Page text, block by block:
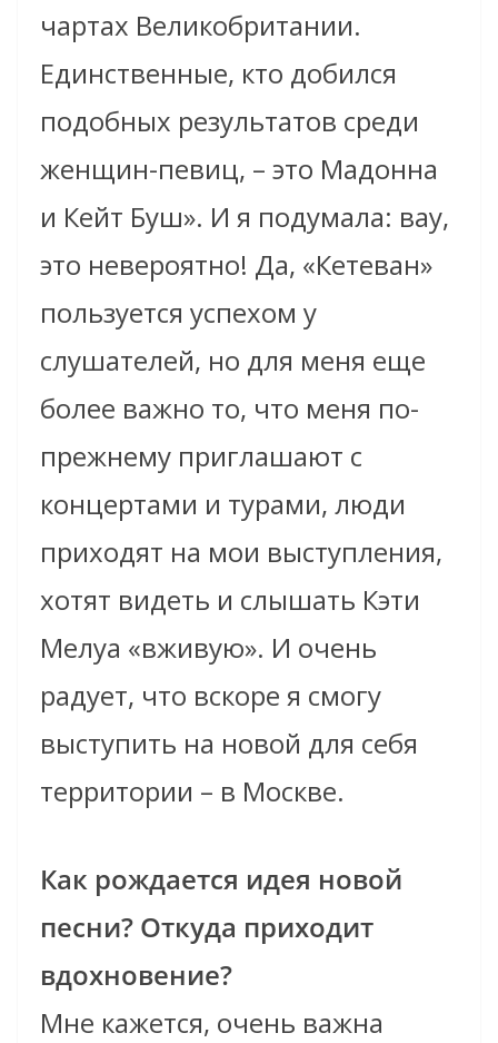
чартах Великобритании.
Единственные, кто добился
подобных результатов среди
женщин-певиц, – это Мадонна
и Кейт Буш». И я подумала: вау,
это невероятно! Да, «Кетеван»
пользуется успехом у
слушателей, но для меня еще
более важно то, что меня по-
прежнему приглашают с
концертами и турами, люди
приходят на мои выступления,
хотят видеть и слышать Кэти
Мелуа «вживую». И очень
радует, что вскоре я смогу
выступить на новой для себя
территории – в Москве.
Как рождается идея новой
песни? Откуда приходит
вдохновение?
Мне кажется, очень важна